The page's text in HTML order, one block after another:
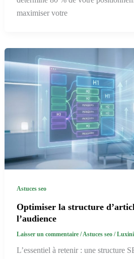
maximiser votre
Astuces seo
Optimiser la structure
l’audience
Laisser un commentaire /Astuces seo/
L’essentiel à retenir : une structure